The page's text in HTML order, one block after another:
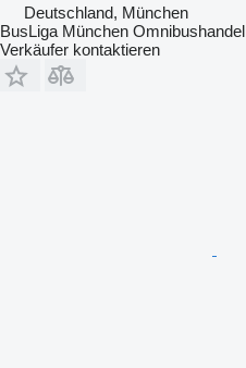
Deutschland, München
BusLiga München Omnibushandel
Verkäufer kontaktieren